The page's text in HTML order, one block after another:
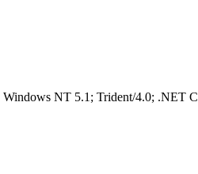
NT 5.1; Trident/4.0; .NET